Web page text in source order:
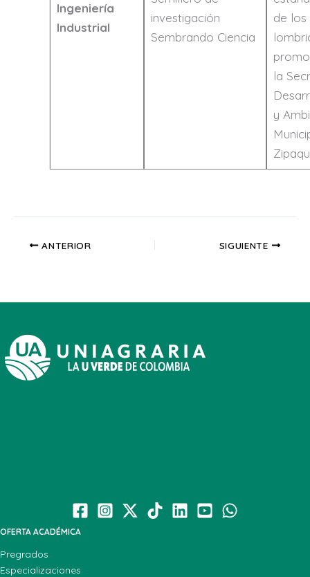
Ingeniería
Industrial
investigación
Sembrando Ciencia
de los
la
y
ANTERIOR SIGUIENTE
OFERTA ACADÉMICA
Pregrados
Especializaciones